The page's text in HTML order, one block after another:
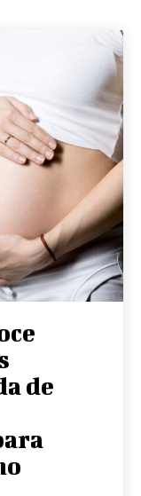
de